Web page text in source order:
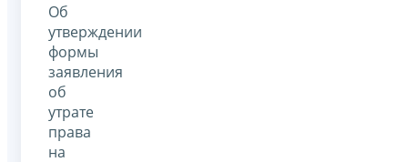
Об
утверждении
формы
заявления
об
утрате
права
на